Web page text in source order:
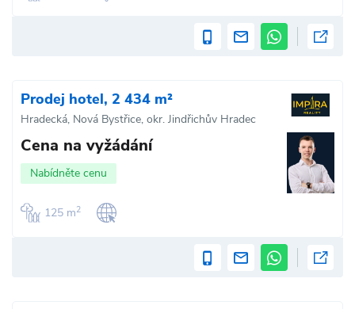
Prodej hotel, 2 434 m²
Hradecká, Nová Bystřice, okr. Jindřichův Hradec
Cena na vyžádání
Nabídněte cenu
125 m2